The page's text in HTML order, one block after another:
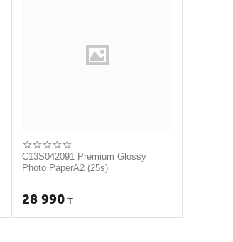
C13S042091 Premium Glossy
Photo PaperA2 (25s)
28 990 ₸